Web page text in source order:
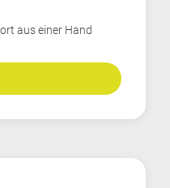
aus einer Hand